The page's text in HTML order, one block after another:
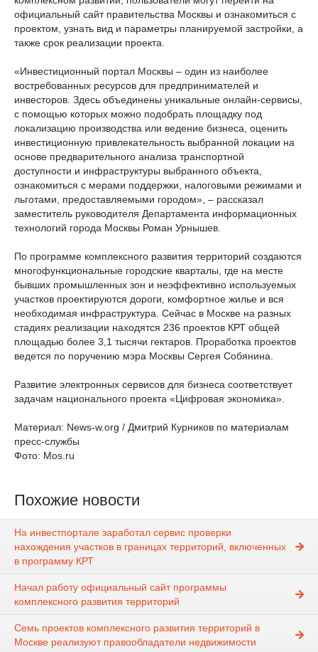
официальный сайт правительства Москвы и ознакомиться с
проектом, узнать вид и параметры планируемой застройки, а
также срок реализации проекта.
«Инвестиционный портал Москвы – один из наиболее
востребованных ресурсов для предпринимателей и
инвесторов. Здесь объединены уникальные онлайн-сервисы,
с помощью которых можно подобрать площадку под
локализацию производства или ведение бизнеса, оценить
инвестиционную привлекательность выбранной локации на
основе предварительного анализа транспортной
доступности и инфраструктуры выбранного объекта,
ознакомиться с мерами поддержки, налоговыми режимами и
льготами, предоставляемыми городом», – рассказал
заместитель руководителя Департамента информационных
технологий города Москвы Роман Урнышев.
По программе комплексного развития территорий создаются
многофункциональные городские кварталы, где на месте
бывших промышленных зон и неэффективно используемых
участков проектируются дороги, комфортное жилье и вся
необходимая инфраструктура. Сейчас в Москве на разных
стадиях реализации находятся 236 проектов КРТ общей
площадью более 3,1 тысячи гектаров. Проработка проектов
ведется по поручению мэра Москвы Сергея Собянина.
Развитие электронных сервисов для бизнеса соответствует
задачам национального проекта «Цифровая экономика».
Материал: News-w.org / Дмитрий Курников по материалам
пресс-службы
Фото: Mos.ru
Похожие новости
На инвестпортале заработал сервис проверки
нахождения участков в границах территорий, включенных
в программу КРТ
Начал работу официальный сайт программы
комплексного развития территорий
Семь проектов комплексного развития территорий в
Москве реализуют правообладатели недвижимости